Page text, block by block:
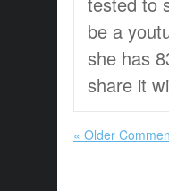
be a
she has
share it
« Older